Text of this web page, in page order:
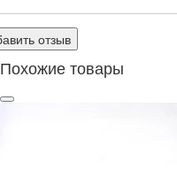
отзыв
Похожие товары